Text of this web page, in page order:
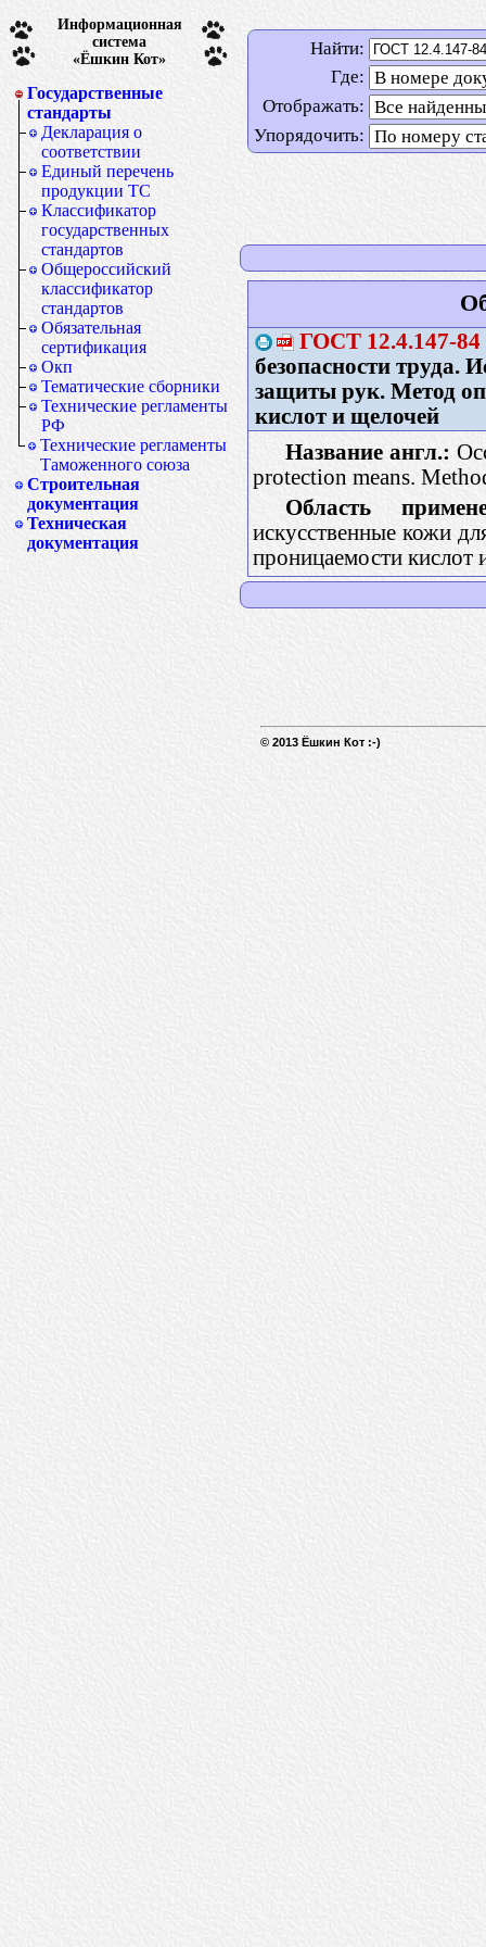
Информационная
система
«Ёшкин Кот»
Государственные
стандарты
Декларация о
соответствии
Единый перечень
продукции ТС
Классификатор
государственных
стандартов
Общероссийский
классификатор
стандартов
Обязательная
сертификация
Окп
Тематические сборники
Технические регламенты
РФ
Технические регламенты
Таможенного союза
Строительная
документация
Техническая
документация
Найти:
Где:
Отображать:
Упорядочить:
ГОСТ 12.4.147-84
безопасности труда.
защиты рук. Метод
кислот и щелочей
Название англ.:
protection means.
Область
искусственные кожи
проницаемости кислот
© 2013 Ёшкин Кот :-)